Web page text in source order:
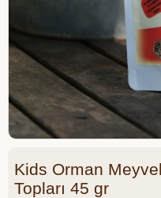
Kids Orman
Topları 45 gr